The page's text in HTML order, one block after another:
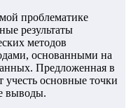
проблематике
результаты
методов
основанными на
Предложенная в
учесть основные точки
выводы.